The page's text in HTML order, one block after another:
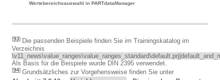
Wertebereichsauswahl in PARTdataManager
[93] Die passenden Beispiele finden Sie im Trainingskatalog im
Verzeichnis
Als Basis für die Beispiele wurde DIN 2395 verwendet.
[94] Grundsätzliches zur Vorgehensweise finden Sie unter